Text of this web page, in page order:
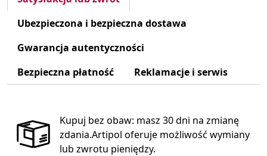
Ubezpieczona i bezpieczna dostawa
Gwarancja autentyczności
Bezpieczna płatność
Reklamacje i serwis
Kupuj bez obaw: masz 30 dni na zmianę
zdania.Artipol oferuje możliwość wymiany
lub zwrotu pieniędzy.